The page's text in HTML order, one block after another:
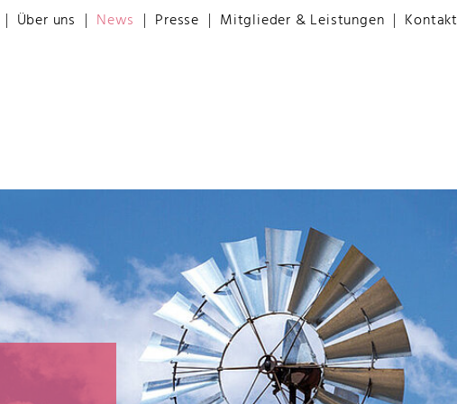
Über uns News Presse Mitglieder & Leistungen Kontakt